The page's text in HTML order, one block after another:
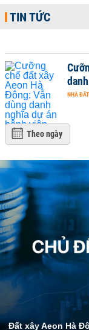
TIN TỨC
NHÀ ĐẤT
Theo ngày
Đất xây Aeon Hà